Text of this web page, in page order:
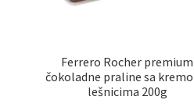
Ferrero Rocher premium
čokoladne praline sa
lešnicima 200g